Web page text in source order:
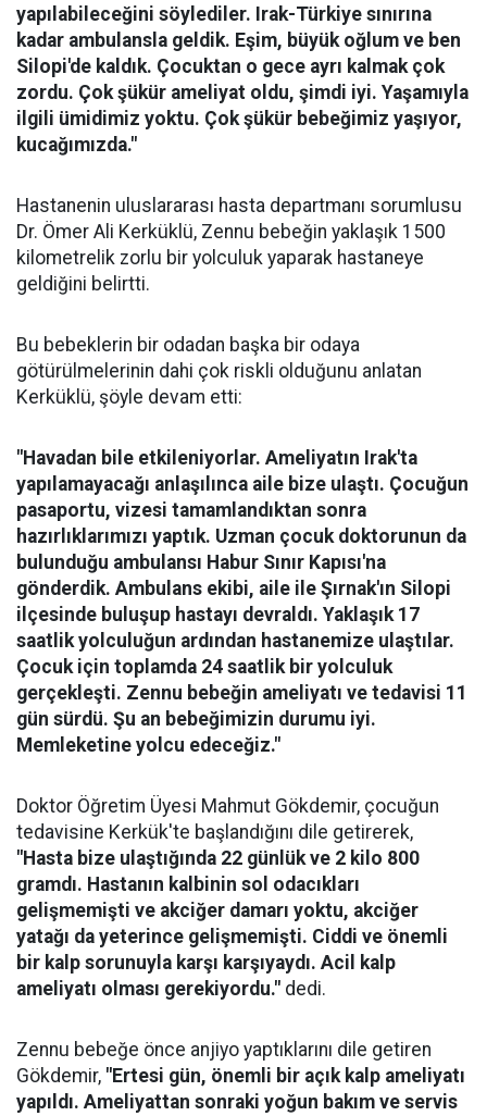
yapılabileceğini söylediler. Irak-Türkiye sınırına
kadar ambulansla geldik. Eşim, büyük oğlum ve ben
Silopi'de kaldık. Çocuktan o gece ayrı kalmak çok
zordu. Çok şükür ameliyat oldu, şimdi iyi. Yaşamıyla
ilgili ümidimiz yoktu. Çok şükür bebeğimiz yaşıyor,
kucağımızda."
Hastanenin uluslararası hasta departmanı sorumlusu
Dr. Ömer Ali Kerküklü, Zennu bebeğin yaklaşık 1500
kilometrelik zorlu bir yolculuk yaparak hastaneye
geldiğini belirtti.
Bu bebeklerin bir odadan başka bir odaya
götürülmelerinin dahi çok riskli olduğunu anlatan
Kerküklü, şöyle devam etti:
"Havadan bile etkileniyorlar. Ameliyatın Irak'ta
yapılamayacağı anlaşılınca aile bize ulaştı. Çocuğun
pasaportu, vizesi tamamlandıktan sonra
hazırlıklarımızı yaptık. Uzman çocuk doktorunun da
bulunduğu ambulansı Habur Sınır Kapısı'na
gönderdik. Ambulans ekibi, aile ile Şırnak'ın Silopi
ilçesinde buluşup hastayı devraldı. Yaklaşık 17
saatlik yolculuğun ardından hastanemize ulaştılar.
Çocuk için toplamda 24 saatlik bir yolculuk
gerçekleşti. Zennu bebeğin ameliyatı ve tedavisi 11
gün sürdü. Şu an bebeğimizin durumu iyi.
Memleketine yolcu edeceğiz."
Doktor Öğretim Üyesi Mahmut Gökdemir, çocuğun
tedavisine Kerkük'te başlandığını dile getirerek,
"Hasta bize ulaştığında 22 günlük ve 2 kilo 800
gramdı. Hastanın kalbinin sol odacıkları
gelişmemişti ve akciğer damarı yoktu, akciğer
yatağı da yeterince gelişmemişti. Ciddi ve önemli
bir kalp sorunuyla karşı karşıyaydı. Acil kalp
ameliyatı olması gerekiyordu." dedi.
Zennu bebeğe önce anjiyo yaptıklarını dile getiren
Gökdemir, "Ertesi gün, önemli bir açık kalp ameliyatı
yapıldı. Ameliyattan sonraki yoğun bakım ve servis